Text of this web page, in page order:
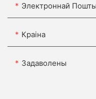
Электроннай Пошты
Краіна
Задаволены